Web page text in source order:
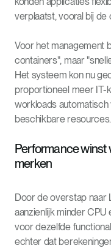
verplaatst, vooral bij de
Voor het management
containers", maar
Het systeem kon nu
proportioneel meer IT-
workloads
beschikbare resources.
Performance winst
merken
Door de overstap naar
aanzienlijk minder
voor dezelfde
echter dat